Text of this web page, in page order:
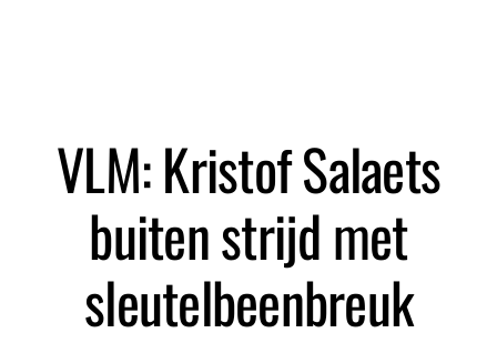
VLM: Kristof Salaets
buiten strijd met
sleutelbeenbreuk